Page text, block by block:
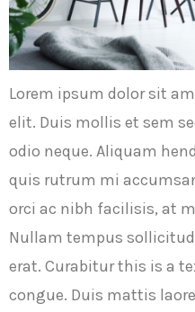
Lorem ipsum dolor sit
elit. Duis mollis et sem
odio neque. Aliquam
quis rutrum mi
orci ac nibh facilisis, at
Nullam tempus
erat. Curabitur this is a
congue. Duis mattis